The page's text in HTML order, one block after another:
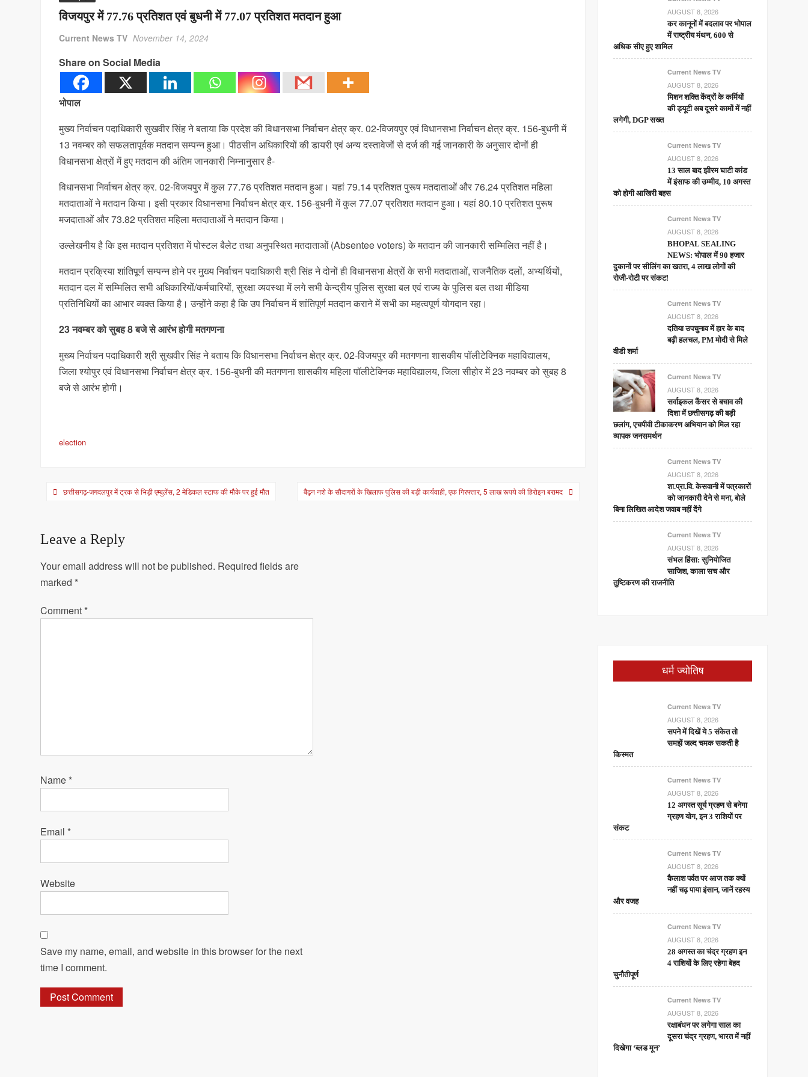
विजयपुर में 77.76 प्रतिशत एवं बुधनी में 77.07 प्रतिशत मतदान हुआ
Current News TV November 14, 2024
Share on Social Media
भोपाल
मुख्य निर्वाचन पदाधिकारी सुखवीर सिंह ने बताया कि प्रदेश की विधानसभा निर्वाचन क्षेत्र क्र. 02-विजयपुर एवं विधानसभा निर्वाचन क्षेत्र क्र. 156-बुधनी में
13 नवम्बर को सफलतापूर्वक मतदान सम्पन्न हुआ। पीठसीन अधिकारियों की डायरी एवं अन्य दस्तावेजों से दर्ज की गई जानकारी के अनुसार दोनों ही
विधानसभा क्षेत्रों में हुए मतदान की अंतिम जानकारी निम्नानुसार है-
विधानसभा निर्वाचन क्षेत्र क्र. 02-विजयपुर में कुल 77.76 प्रतिशत मतदान हुआ। यहां 79.14 प्रतिशत पुरूष मतदाताओं और 76.24 प्रतिशत महिला
मतदाताओं ने मतदान किया। इसी प्रकार विधानसभा निर्वाचन क्षेत्र क्र. 156-बुधनी में कुल 77.07 प्रतिशत मतदान हुआ। यहां 80.10 प्रतिशत पुरूष
मजदाताओं और 73.82 प्रतिशत महिला मतदाताओं ने मतदान किया।
उल्लेखनीय है कि इस मतदान प्रतिशत में पोस्टल बैलेट तथा अनुपस्थित मतदाताओं (Absentee voters) के मतदान की जानकारी सम्मिलित नहीं है।
मतदान प्रक्रिया शांतिपूर्ण सम्पन्न होने पर मुख्य निर्वाचन पदाधिकारी श्री सिंह ने दोनों ही विधानसभा क्षेत्रों के सभी मतदाताओं, राजनैतिक दलों, अभ्यर्थियों,
मतदान दल में सम्मिलित सभी अधिकारियों/कर्मचारियों, सुरक्षा व्यवस्था में लगे सभी केन्द्रीय पुलिस सुरक्षा बल एवं राज्य के पुलिस बल तथा मीडिया
प्रतिनिधियों का आभार व्यक्त किया है। उन्होंने कहा है कि उप निर्वाचन में शांतिपूर्ण मतदान कराने में सभी का महत्वपूर्ण योगदान रहा।
23 नवम्बर को सुबह 8 बजे से आरंभ होगी मतगणना
मुख्य निर्वाचन पदाधिकारी श्री सुखवीर सिंह ने बताय कि विधानसभा निर्वाचन क्षेत्र क्र. 02-विजयपुर की मतगणना शासकीय पॉलीटेक्निक महाविद्यालय,
जिला श्योपुर एवं विधानसभा निर्वाचन क्षेत्र क्र. 156-बुधनी की मतगणना शासकीय महिला पॉलीटेक्निक महाविद्यालय, जिला सीहोर में 23 नवम्बर को सुबह 8
बजे से आरंभ होगी।
election
Postछत्तीसगढ़-जगदलपुर में ट्रक से भिड़ी एम्बुलेंस, 2 मेडिकल स्टाफ की मौके पर हुई मौत बैढ़न नशे के सौदागरों के खिलाफ पुलिस की बड़ी कार्यवाही, एक गिरफ्तार, 5 लाख रूपये की हिरोइन बरामद
Leave a Reply
Your email address will not be published. Required fields are
marked *
Comment *
Name *
Email *
Website
Save my name, email, and website in this browser for the next
time I comment.
AUGUST 8, 2026
कर कानूनों में बदलाव पर भोपाल
में राष्ट्रीय मंथन, 600 से
अधिक सीए हुए शामिल
Current News TV
AUGUST 8, 2026
मिशन शक्ति केंद्रों के कर्मियों
की ड्यूटी अब दूसरे कामों में नहीं
लगेगी, DGP सख्त
Current News TV
AUGUST 8, 2026
13 साल बाद झीरम घाटी कांड
में इंसाफ की उम्मीद, 10 अगस्त
को होगी आखिरी बहस
Current News TV
AUGUST 8, 2026
BHOPAL SEALING
NEWS: भोपाल में 90 हजार
दुकानों पर सीलिंग का खतरा, 4 लाख लोगों की
रोजी-रोटी पर संकट!
Current News TV
AUGUST 8, 2026
दतिया उपचुनाव में हार के बाद
बढ़ी हलचल, PM मोदी से मिले
वीडी शर्मा
Current News TV
AUGUST 8, 2026
सर्वाइकल कैंसर से बचाव की
दिशा में छत्तीसगढ़ की बड़ी
छलांग, एचपीवी टीकाकरण अभियान को मिल रहा
व्यापक जनसमर्थन
Current News TV
AUGUST 8, 2026
शा.प्रा.वि. केसवानी में पत्रकारों
को जानकारी देने से मना, बोले
बिना लिखित आदेश जवाब नहीं देंगे
Current News TV
AUGUST 8, 2026
संभल हिंसा: सुनियोजित
साजिश, काला सच और
तुष्टिकरण की राजनीति
धर्म ज्योतिष
Current News TV
AUGUST 8, 2026
सपने में दिखें ये 5 संकेत तो
समझें जल्द चमक सकती है
किस्मत
Current News TV
AUGUST 8, 2026
12 अगस्त सूर्य ग्रहण से बनेगा
ग्रहण योग, इन 3 राशियों पर
संकट
Current News TV
AUGUST 8, 2026
कैलाश पर्वत पर आज तक क्यों
नहीं चढ़ पाया इंसान, जानें रहस्य
और वजह
Current News TV
AUGUST 8, 2026
28 अगस्त का चंद्र ग्रहण इन
4 राशियों के लिए रहेगा बेहद
चुनौतीपूर्ण
Current News TV
AUGUST 8, 2026
रक्षाबंधन पर लगेगा साल का
दूसरा चंद्र ग्रहण, भारत में नहीं
दिखेगा ‘ब्लड मून’